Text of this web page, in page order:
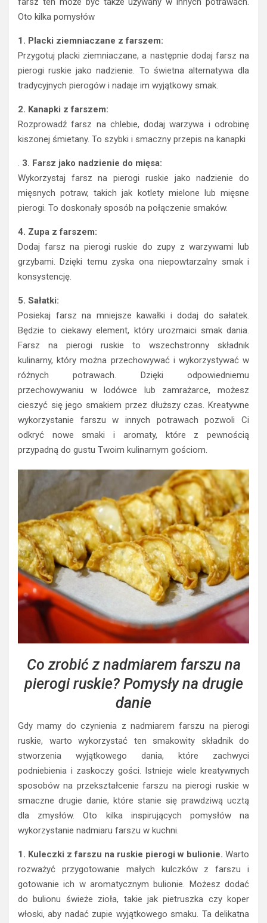
Oto kilka pomysłów
1. Placki ziemniaczane z farszem:
Przygotuj placki ziemniaczane, a następnie dodaj farsz na
pierogi ruskie jako nadzienie. To świetna alternatywa dla
tradycyjnych pierogów i nadaje im wyjątkowy smak.
2. Kanapki z farszem:
Rozprowadź farsz na chlebie, dodaj warzywa i odrobinę
kiszonej śmietany. To szybki i smaczny przepis na kanapki
. 3. Farsz jako nadzienie do mięsa:
Wykorzystaj farsz na pierogi ruskie jako nadzienie do
mięsnych potraw, takich jak kotlety mielone lub mięsne
pierogi. To doskonały sposób na połączenie smaków.
4. Zupa z farszem:
Dodaj farsz na pierogi ruskie do zupy z warzywami lub
grzybami. Dzięki temu zyska ona niepowtarzalny smak i
konsystencję.
5. Sałatki:
Posiekaj farsz na mniejsze kawałki i dodaj do sałatek.
Będzie to ciekawy element, który urozmaici smak dania.
Farsz na pierogi ruskie to wszechstronny składnik
kulinarny, który można przechowywać i wykorzystywać w
różnych potrawach. Dzięki odpowiedniemu
przechowywaniu w lodówce lub zamrażarce, możesz
cieszyć się jego smakiem przez dłuższy czas. Kreatywne
wykorzystanie farszu w innych potrawach pozwoli Ci
odkryć nowe smaki i aromaty, które z pewnością
przypadną do gustu Twoim kulinarnym gościom.
Co zrobić z nadmiarem farszu na
pierogi ruskie? Pomysły na drugie
danie
Gdy mamy do czynienia z nadmiarem farszu na pierogi
ruskie, warto wykorzystać ten smakowity składnik do
stworzenia wyjątkowego dania, które zachwyci
podniebienia i zaskoczy gości. Istnieje wiele kreatywnych
sposobów na przekształcenie farszu na pierogi ruskie w
smaczne drugie danie, które stanie się prawdziwą ucztą
dla zmysłów. Oto kilka inspirujących pomysłów na
wykorzystanie nadmiaru farszu w kuchni.
1. Kuleczki z farszu na ruskie pierogi w bulionie. Warto
rozważyć przygotowanie małych kulczków z farszu i
gotowanie ich w aromatycznym bulionie. Możesz dodać
do bulionu świeże zioła, takie jak pietruszka czy koper
włoski, aby nadać zupie wyjątkowego smaku. Ta delikatna